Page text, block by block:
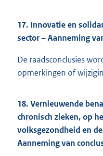
17. Innovatie en
sector – Aanneming
De raadsconclusies
opmerkingen of
18. Vernieuwende
chronisch zieken, op
volksgezondheid en
Aanneming van